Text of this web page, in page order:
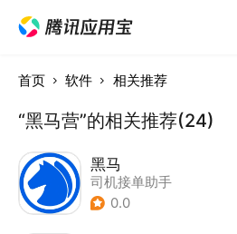
首页 软件 相关推荐
“黑马营”的相关推荐(24)
黑马
司机接单助手
0.0